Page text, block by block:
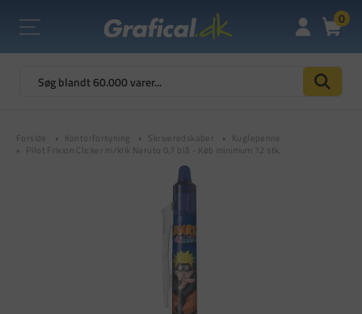
0
Forside Kontorforsyning Skriveredskaber
Kuglepenne
Pilot Frixion Clicker m/klik Naruto 0,7 blå - Køb minimum 12 stk.